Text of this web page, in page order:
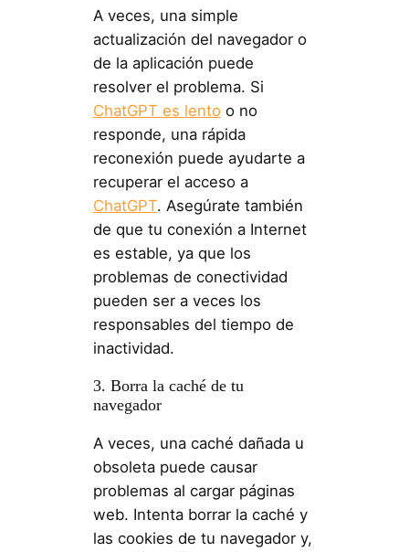
A veces, una simple
actualización del navegador o
de la aplicación puede
resolver el problema. Si
ChatGPT es lentoo no
responde, una rápida
reconexión puede ayudarte a
recuperar el acceso a
ChatGPT. Asegúrate también
de que tu conexión a Internet
es estable, ya que los
problemas de conectividad
pueden ser a veces los
responsables del tiempo de
inactividad.
3. Borra la caché de tu
navegador
A veces, una caché dañada u
obsoleta puede causar
problemas al cargar páginas
web. Intenta borrar la caché y
las cookies de tu navegador y,